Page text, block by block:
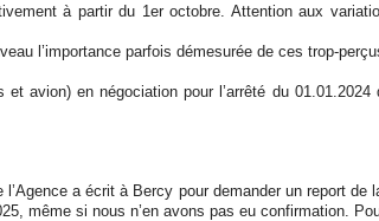
à partir du 1er octobre . Attention aux
l’importance parfois démesurée de ces trop-
avion) en négociation pour l’arrêté du
a écrit à Bercy pour demander un report de
, même si nous n’en avons pas eu confirmation.